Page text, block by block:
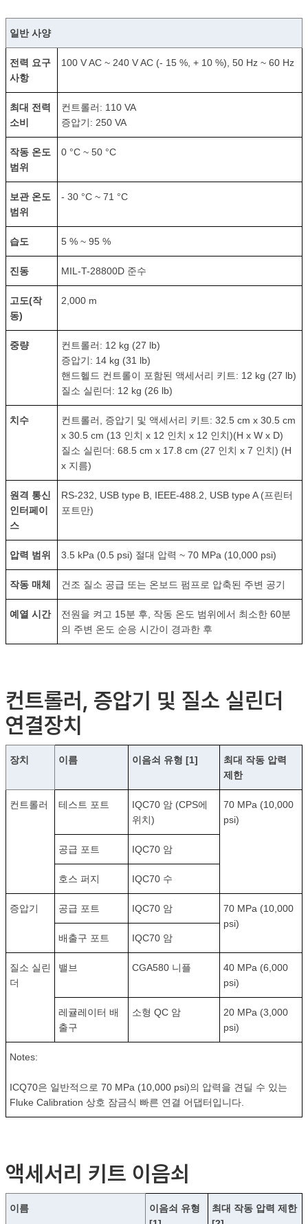
일반 사양
전력 요구
사항
100 V AC ~ 240 V AC (- 15 %, + 10 %), 50 Hz ~ 60 Hz
최대 전력
소비
컨트롤러: 110 VA
증압기: 250 VA
작동 온도
범위
0 °C ~ 50 °C
보관 온도
범위
- 30 °C ~ 71 °C
습도 5 % ~ 95 %
진동 MIL-T-28800D 준수
고도(작
동)
2,000 m
중량
컨트롤러: 12 kg (27 lb)
증압기: 14 kg (31 lb)
핸드헬드 컨트롤이 포함된 액세서리 키트: 12 kg (27 lb)
질소 실린더: 12 kg (26 lb)
치수
컨트롤러, 증압기 및 액세서리 키트: 32.5 cm x 30.5 cm
x 30.5 cm (13 인치 x 12 인치 x 12 인치)(H x W x D)
질소 실린더: 68.5 cm x 17.8 cm (27 인치 x 7 인치) (H
x 지름)
원격 통신
인터페이
스
RS-232, USB type B, IEEE-488.2, USB type A (프린터
포트만)
압력 범위 3.5 kPa (0.5 psi) 절대 압력 ~ 70 MPa (10,000 psi)
작동 매체 건조 질소 공급 또는 온보드 펌프로 압축된 주변 공기
예열 시간
전원을 켜고 15분 후, 작동 온도 범위에서 최소한 60분
의 주변 온도 순응 시간이 경과한 후
컨트롤러, 증압기 및 질소 실린더
연결장치
장치 이름 이음쇠 유형 [1]
최대 작동 압력
제한
컨트롤러 테스트 포트
IQC70 암 (CPS에
위치)
70 MPa (10,000
psi)
공급 포트 IQC70 암
호스 퍼지 IQC70 수
증압기 공급 포트 IQC70 암
70 MPa (10,000
psi)
배출구 포트
IQC70 암
질소 실린
더
밸브 CGA580 니플
40 MPa (6,000
psi)
레귤레이터 배
출구
소형 QC 암
20 MPa (3,000
psi)
Notes:
ICQ70은 일반적으로 70 MPa (10,000 psi)의 압력을 견딜 수 있는
Fluke Calibration 상호 잠금식 빠른 연결 어댑터입니다.
액세서리 키트 이음쇠
이름
이음쇠 유형
최대 작동 압력 제한